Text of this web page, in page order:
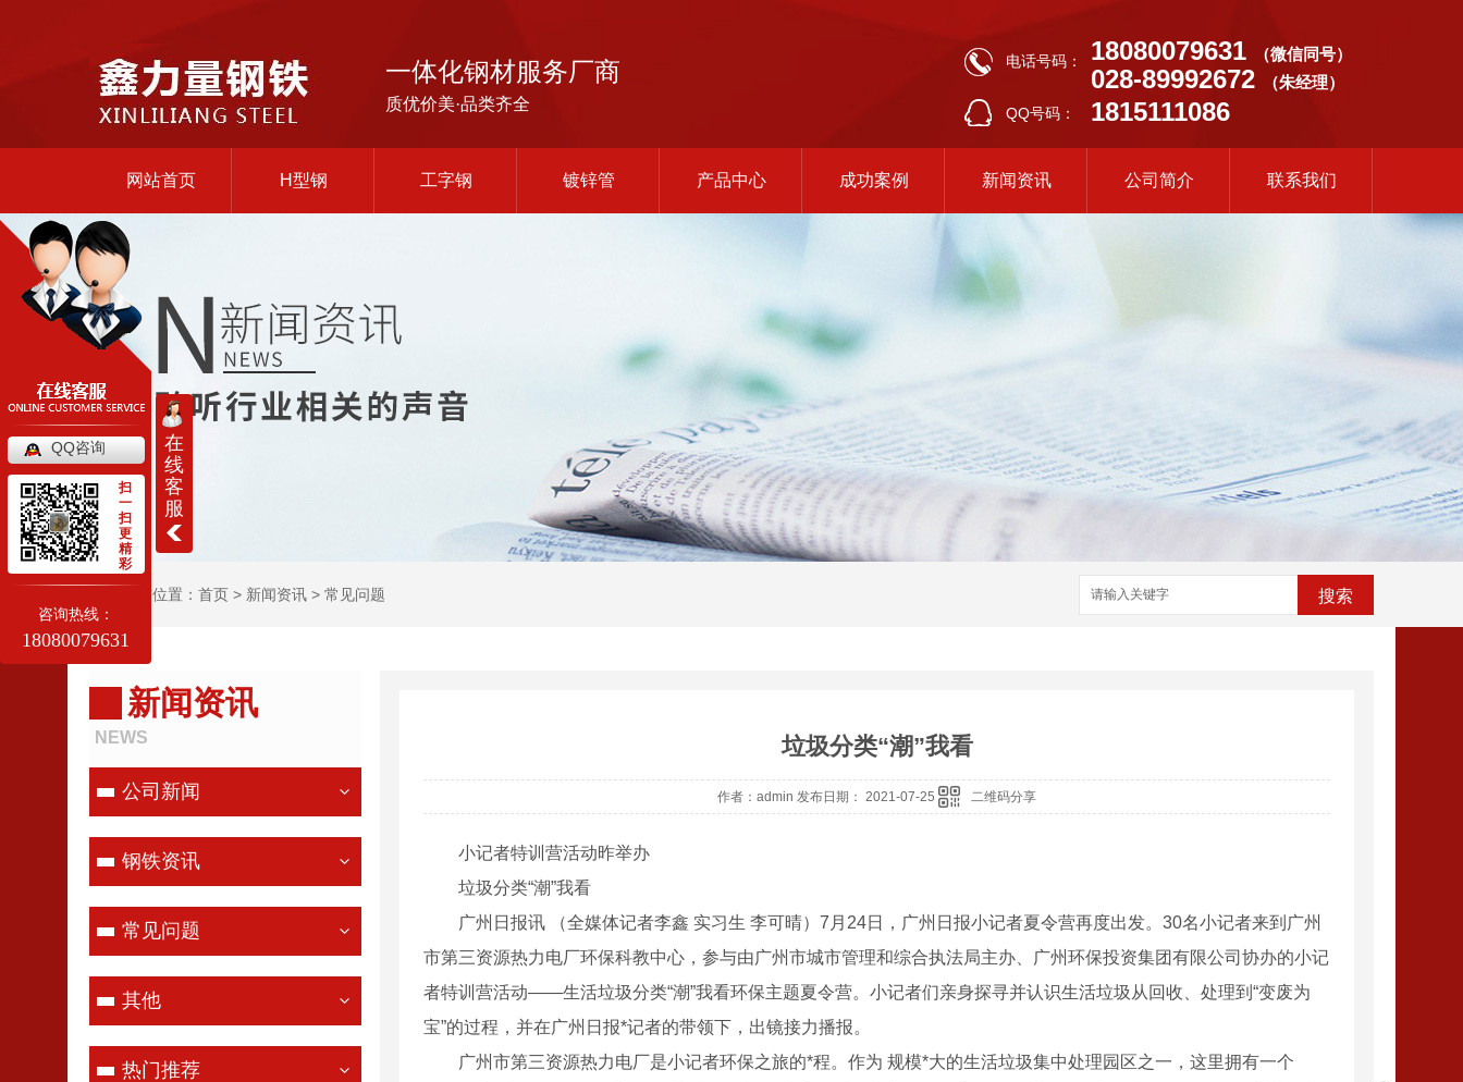
一体化钢材服务厂商
质优价美·品类齐全
电话号码： 18080079631 （微信同号）
028-89992672 （朱经理）
QQ号码： 1815111086
网站首页 H型钢 工字钢 镀锌管 产品中心 成功案例 新闻资讯 公司简介 联系我们
当前位置： 首页 > 新闻资讯 > 常见问题 搜索
新闻资讯
NEWS
公司新闻
钢铁资讯
常见问题
其他
热门推荐
垃圾分类“潮”我看
作者：admin 发布日期： 2021-07-25 二维码分享
小记者特训营活动昨举办
垃圾分类“潮”我看
广州日报讯 （全媒体记者李鑫 实习生 李可晴）7月24日，广州日报小记者夏令营再度出发。30名小记者来到广州
市第三资源热力电厂环保科教中心，参与由广州市城市管理和综合执法局主办、广州环保投资集团有限公司协办的小记
者特训营活动——生活垃圾分类“潮”我看环保主题夏令营。小记者们亲身探寻并认识生活垃圾从回收、处理到“变废为
宝”的过程，并在广州日报*记者的带领下，出镜接力播报。
广州市第三资源热力电厂是小记者环保之旅的*程。作为 规模*大的生活垃圾集中处理园区之一，这里拥有一个
在
线
客
服
QQ咨询
扫
一
扫
更
精
彩
咨询热线：
18080079631